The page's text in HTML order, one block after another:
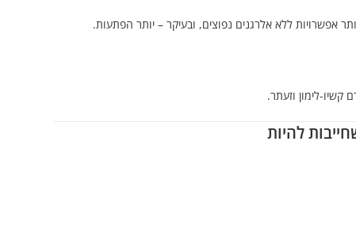
אפשרויות ללא אלרגנים נפוצים, ובעיקר – יותר הפתעות.
לימון וזעתר.